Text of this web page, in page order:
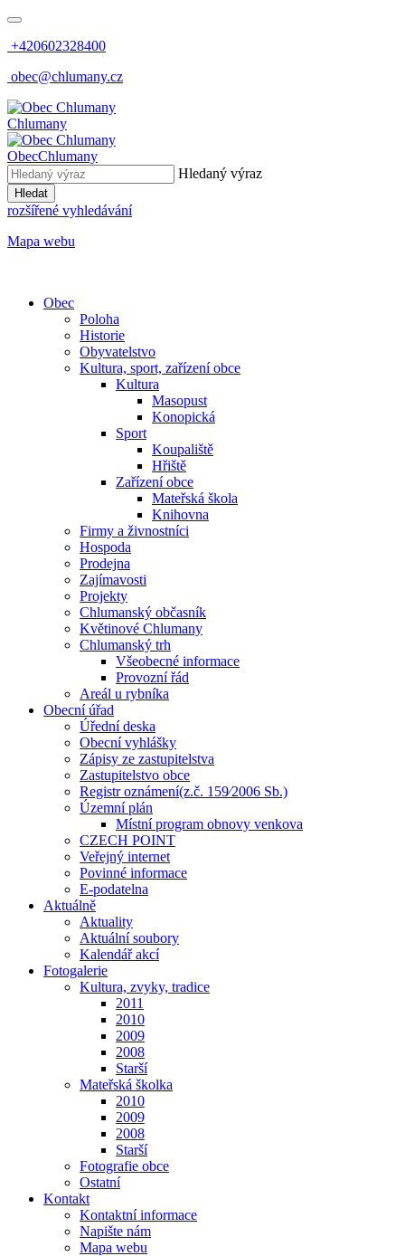
+420602328400
obec@chlumany.cz
Chlumany
ObecChlumany
Hledaný výraz
Hledat
rozšířené vyhledávání
Mapa webu
Obec
Poloha
Historie
Obyvatelstvo
Kultura, sport, zařízení obce
Kultura
Masopust
Konopická
Sport
Koupaliště
Hřiště
Zařízení obce
Mateřská škola
Knihovna
Firmy a živnostníci
Hospoda
Prodejna
Zajímavosti
Projekty
Chlumanský občasník
Květinové Chlumany
Chlumanský trh
Všeobecné informace
Provozní řád
Areál u rybníka
Obecní úřad
Úřední deska
Obecní vyhlášky
Zápisy ze zastupitelstva
Zastupitelstvo obce
Registr oznámení(z.č. 159⁄2006 Sb.)
Územní plán
Místní program obnovy venkova
CZECH POINT
Veřejný internet
Povinné informace
E-podatelna
Aktuálně
Aktuality
Aktuální soubory
Kalendář akcí
Fotogalerie
Kultura, zvyky, tradice
2011
2010
2009
2008
Starší
Mateřská školka
2010
2009
2008
Starší
Fotografie obce
Ostatní
Kontakt
Kontaktní informace
Napište nám
Mapa webu